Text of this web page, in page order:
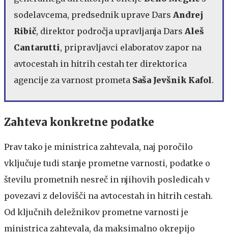
sodelavcema, predsednik uprave Dars Andrej
Ribič, direktor področja upravljanja Dars Aleš
Cantarutti, pripravljavci elaboratov zapor na
avtocestah in hitrih cestah ter direktorica
agencije za varnost prometa Saša Jevšnik Kafol.
Zahteva konkretne podatke
Prav tako je ministrica zahtevala, naj poročilo
vključuje tudi stanje prometne varnosti, podatke o
številu prometnih nesreč in njihovih posledicah v
povezavi z delovišči na avtocestah in hitrih cestah.
Od ključnih deležnikov prometne varnosti je
ministrica zahtevala, da maksimalno okrepijo